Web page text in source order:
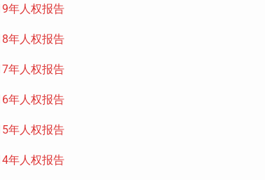
年人权报告
年人权报告
年人权报告
年人权报告
年人权报告
年人权报告